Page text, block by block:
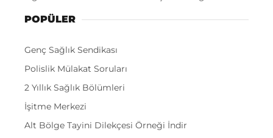
POPÜLER
Genç Sağlık Sendikası
Polislik Mülakat Soruları
2 Yıllık Sağlık Bölümleri
İşitme Merkezi
Alt Bölge Tayini Dilekçesi Örneği İndir